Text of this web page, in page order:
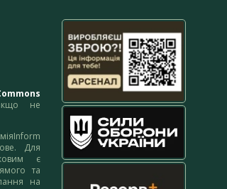
не
Для
є
та
на